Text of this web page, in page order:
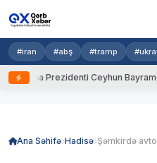
#iran #abş #tramp
Prezidenti Ceyhun
Ana Səhifə Hadisə Şəmkirdə